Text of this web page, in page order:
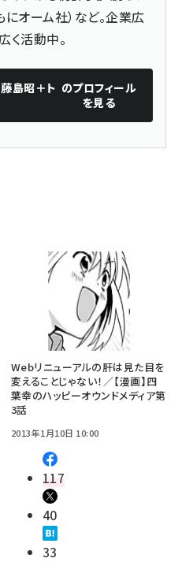
にオーム社）など。企業広
活動中。
島昭＋ト のプロフィール
を見る
Webリニューアルの肝は見た目を
変えることじゃない！／【漫画】四
葉幸のハッピーオウンドメディア第
3話
2013年1月10日 10:00
117
40
33